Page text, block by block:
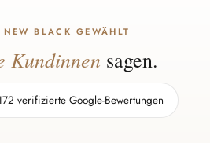
BLACK GEWÄHLT
Kundinnen sagen.
verifizierte Google-Bewertungen